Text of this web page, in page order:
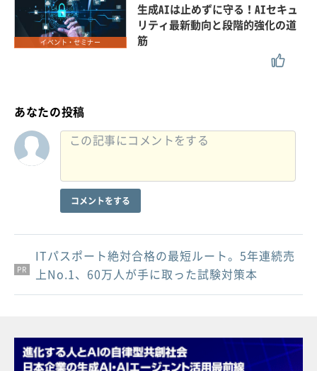
イベント・セミナー
生成AIは止めずに守る！AIセキュ
リティ最新動向と段階的強化の道
筋
あなたの投稿
コメントをする
PR
PR
PR
ITパスポート絶対合格の最短ルート。5年連続売
上No.1、60万人が手に取った試験対策本